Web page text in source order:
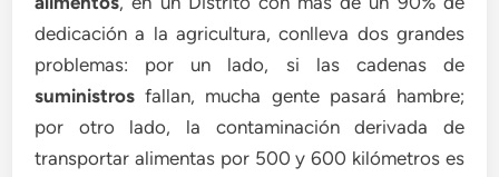
dedicación a la agricultura, conlleva dos grandes
problemas: por un lado, si las cadenas de
suministros fallan, mucha gente pasará hambre;
por otro lado, la contaminación derivada de
transportar alimentas por 500 y 600 kilómetros es